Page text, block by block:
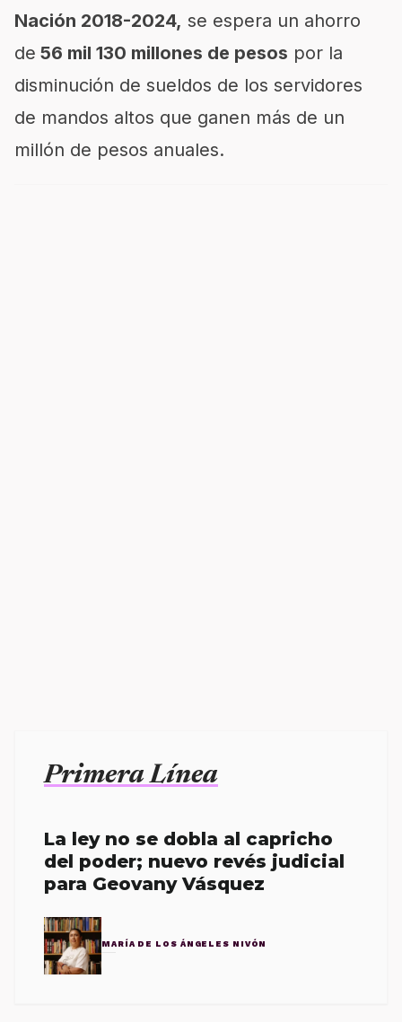
Nación 2018-2024, se espera un ahorro
de 56 mil 130 millones de pesos por la
disminución de sueldos de los servidores
de mandos altos que ganen más de un
millón de pesos anuales.
Primera Línea
La ley no se dobla al capricho
del poder; nuevo revés judicial
para Geovany Vásquez
MARÍA DE LOS ÁNGELES NIVÓN